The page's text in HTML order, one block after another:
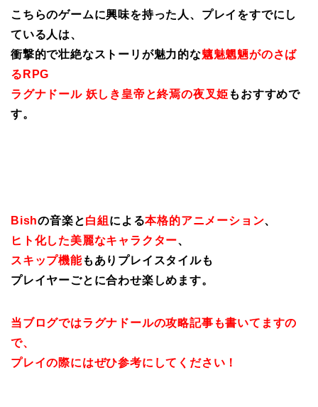
こちらのゲームに興味を持った人、プレイをすでにし
ている人は、
衝撃的で壮絶なストーリが魅力的な魑魅魍魎がのさば
るRPG
ラグナドール 妖しき皇帝と終焉の夜叉姫 もおすすめで
す。
Bishの音楽と白組 による本格的アニメーション、
ヒト化した美麗なキャラクター、
スキップ機能もありプレイスタイルも
プレイヤーごとに合わせ楽しめます。
当ブログではラグナドールの攻略記事も書いてますの
で、
プレイの際にはぜひ参考にしてください！